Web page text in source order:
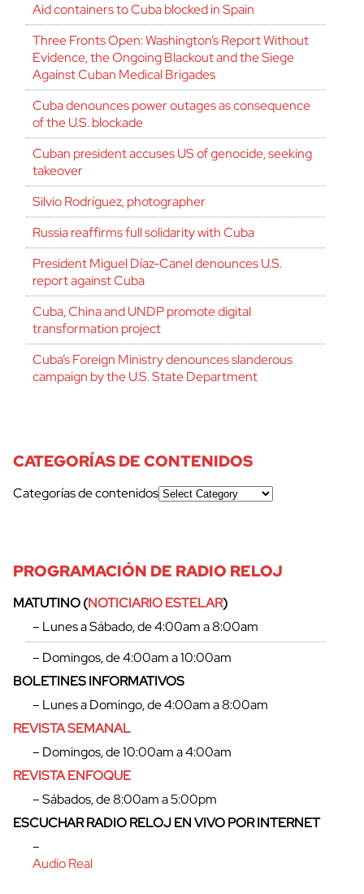
Aid containers to Cuba blocked in Spain
Three Fronts Open: Washington’s Report Without
Evidence, the Ongoing Blackout and the Siege
Against Cuban Medical Brigades
Cuba denounces power outages as consequence
of the U.S. blockade
Cuban president accuses US of genocide, seeking
takeover
Silvio Rodríguez, photographer
Russia reaffirms full solidarity with Cuba
President Miguel Díaz-Canel denounces U.S.
report against Cuba
Cuba, China and UNDP promote digital
transformation project
Cuba’s Foreign Ministry denounces slanderous
campaign by the U.S. State Department
CATEGORÍAS DE CONTENIDOS
Categorías de contenidos
PROGRAMACIÓN DE RADIO RELOJ
MATUTINO (NOTICIARIO ESTELAR)
– Lunes a Sábado, de 4:00am a 8:00am
– Domingos, de 4:00am a 10:00am
BOLETINES INFORMATIVOS
– Lunes a Domingo, de 4:00am a 8:00am
REVISTA SEMANAL
– Domingos, de 10:00am a 4:00am
REVISTA ENFOQUE
– Sábados, de 8:00am a 5:00pm
ESCUCHAR RADIO RELOJ EN VIVO POR INTERNET
–
Audio Real